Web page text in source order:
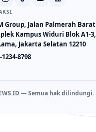
Group, Jalan Palmerah Barat
Kampus Widuri Blok A1-3,
Jakarta Selatan 12210
1234-8798
— Semua hak dilindungi.